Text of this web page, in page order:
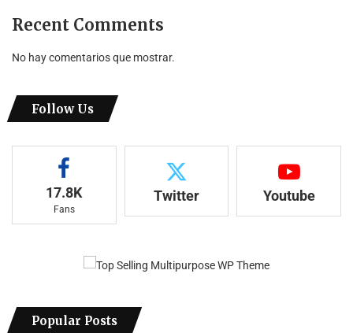
Recent Comments
No hay comentarios que mostrar.
Follow Us
17.8K
Fans
Twitter Youtube
Popular Posts